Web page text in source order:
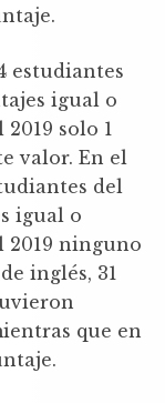
estudiantes
igual o
solo 1
valor. En el
del
igual o
2019 ninguno
inglés, 31
que en